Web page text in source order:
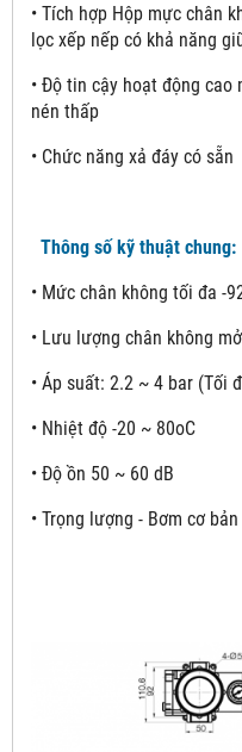
• Tích hợp Hộp mực chân
lọc xếp nếp có khả năng
• Độ tin cậy hoạt động cao
nén thấp
• Chức năng xả đáy có sẵn
Thông số kỹ thuật chung:
• Mức chân không tối đa -
• Lưu lượng chân không
• Áp suất: 2.2 ~ 4 bar (Tối
• Nhiệt độ -20 ~ 80oC
• Độ ồn 50 ~ 60 dB
• Trọng lượng - Bơm cơ